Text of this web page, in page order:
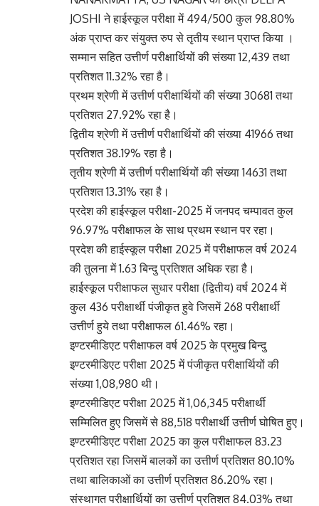
JOSHI ने हाईस्कूल परीक्षा में 494/500 कुल 98.80%
अंक प्राप्त कर संयुक्त रुप से तृतीय स्थान प्राप्त किया ।
सम्मान सहित उत्तीर्ण परीक्षार्थियों की संख्या 12,439 तथा
प्रतिशत 11.32% रहा है।
प्रथम श्रेणी में उत्तीर्ण परीक्षार्थियों की संख्या 30681 तथा
प्रतिशत 27.92% रहा है।
द्वितीय श्रेणी में उत्तीर्ण परीक्षार्थियों की संख्या 41966 तथा
प्रतिशत 38.19% रहा है।
तृतीय श्रेणी में उत्तीर्ण परीक्षार्थियों की संख्या 14631 तथा
प्रतिशत 13.31% रहा है।
प्रदेश की हाईस्कूल परीक्षा-2025 में जनपद चम्पावत कुल
96.97% परीक्षाफल के साथ प्रथम स्थान पर रहा।
प्रदेश की हाईस्कूल परीक्षा 2025 में परीक्षाफल वर्ष 2024
की तुलना में 1.63 बिन्दु प्रतिशत अधिक रहा है।
हाईस्कूल परीक्षाफल सुधार परीक्षा (द्वितीय) वर्ष 2024 में
कुल 436 परीक्षार्थी पंजीकृत हुवे जिसमें 268 परीक्षार्थी
उत्तीर्ण हुये तथा परीक्षाफल 61.46% रहा।
इण्टरमीडिएट परीक्षाफल वर्ष 2025 के प्रमुख बिन्दु
इण्टरमीडिएट परीक्षा 2025 में पंजीकृत परीक्षार्थियों की
संख्या 1,08,980 थी।
इण्टरमीडिएट परीक्षा 2025 में 1,06,345 परीक्षार्थी
सम्मिलित हुए जिसमें से 88,518 परीक्षार्थी उत्तीर्ण घोषित हुए।
इण्टरमीडिएट परीक्षा 2025 का कुल परीक्षाफल 83.23
प्रतिशत रहा जिसमें बालकों का उत्तीर्ण प्रतिशत 80.10%
तथा बालिकाओं का उत्तीर्ण प्रतिशत 86.20% रहा।
संस्थागत परीक्षार्थियों का उत्तीर्ण प्रतिशत 84.03% तथा